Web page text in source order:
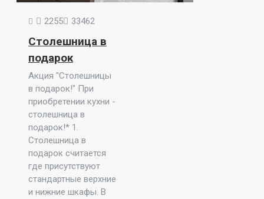
2255 33462
Столешница в
подарок
Акция "Столешницы
в подарок!" При
приобретении кухни -
столешница в
подарок!* 1.
Столешница в
подарок считается
где присутствуют
стандартные верхние
и нижние шкафы. В